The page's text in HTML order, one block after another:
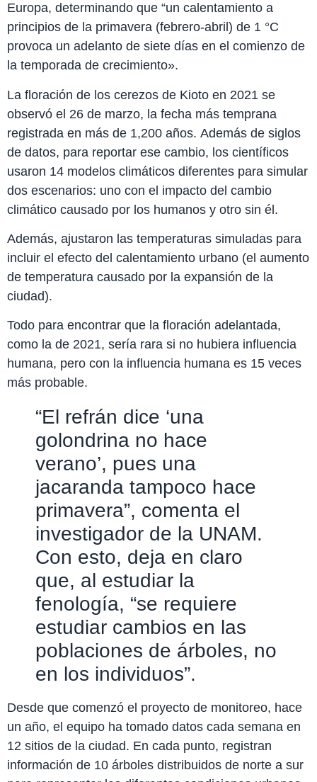
Europa, determinando que “un calentamiento a
principios de la primavera (febrero-abril) de 1 °C
provoca un adelanto de siete días en el comienzo de
la temporada de crecimiento».
La floración de los cerezos de Kioto en 2021 se
observó el 26 de marzo, la fecha más temprana
registrada en más de 1,200 años. Además de siglos
de datos, para reportar ese cambio, los científicos
usaron 14 modelos climáticos diferentes para simular
dos escenarios: uno con el impacto del cambio
climático causado por los humanos y otro sin él.
Además, ajustaron las temperaturas simuladas para
incluir el efecto del calentamiento urbano (el aumento
de temperatura causado por la expansión de la
ciudad).
Todo para encontrar que la floración adelantada,
como la de 2021, sería rara si no hubiera influencia
humana, pero con la influencia humana es 15 veces
más probable.
“El refrán dice ‘una
golondrina no hace
verano’, pues una
jacaranda tampoco hace
primavera”, comenta el
investigador de la UNAM.
Con esto, deja en claro
que, al estudiar la
fenología, “se requiere
estudiar cambios en las
poblaciones de árboles, no
en los individuos”.
Desde que comenzó el proyecto de monitoreo, hace
un año, el equipo ha tomado datos cada semana en
12 sitios de la ciudad. En cada punto, registran
información de 10 árboles distribuidos de norte a sur